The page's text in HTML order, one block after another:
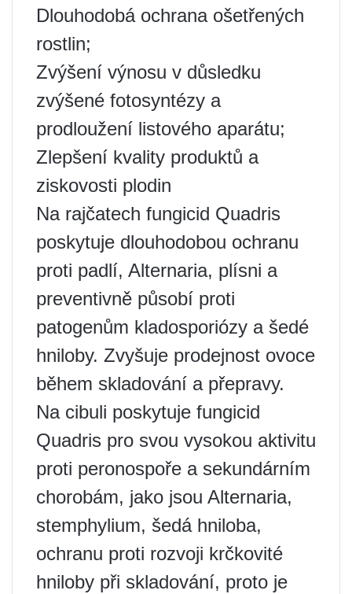
Dlouhodobá ochrana ošetřených
rostlin;
Zvýšení výnosu v důsledku
zvýšené fotosyntézy a
prodloužení listového aparátu;
Zlepšení kvality produktů a
ziskovosti plodin
Na rajčatech fungicid Quadris
poskytuje dlouhodobou ochranu
proti padlí, Alternaria, plísni a
preventivně působí proti
patogenům kladosporiózy a šedé
hniloby. Zvyšuje prodejnost ovoce
během skladování a přepravy.
Na cibuli poskytuje fungicid
Quadris pro svou vysokou aktivitu
proti peronospoře a sekundárním
chorobám, jako jsou Alternaria,
stemphylium, šedá hniloba,
ochranu proti rozvoji krčkovité
hniloby při skladování, proto je